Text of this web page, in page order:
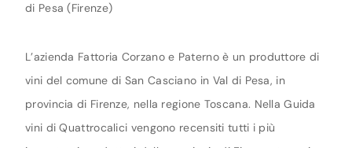
di Pesa (Firenze)
L’azienda Fattoria Corzano e Paterno è un produttore di
vini del comune di San Casciano in Val di Pesa, in
provincia di Firenze, nella regione Toscana. Nella Guida
vini di Quattrocalici vengono recensiti tutti i più